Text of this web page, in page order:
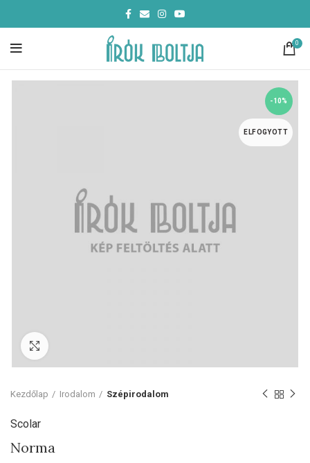
0
-10%
ELFOGYOTT
Kezdőlap Irodalom Szépirodalom
Scolar
Norma